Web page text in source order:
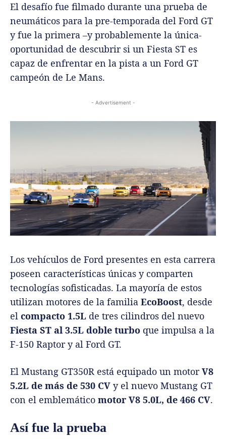
El desafío fue filmado durante una prueba de
neumáticos para la pre-temporada del Ford GT
y fue la primera –y probablemente la única-
oportunidad de descubrir si un Fiesta ST es
capaz de enfrentar en la pista a un Ford GT
campeón de Le Mans.
- Advertisement -
Los vehículos de Ford presentes en esta carrera
poseen características únicas y comparten
tecnologías sofisticadas. La mayoría de estos
utilizan motores de la familia EcoBoost, desde
el compacto 1.5L de tres cilindros del nuevo
Fiesta ST al 3.5L doble turbo que impulsa a la
F-150 Raptor y al Ford GT.
El Mustang GT350R está equipado un motorV8
5.2L de más de 530 CV y el nuevo Mustang GT
con el emblemático motor V8 5.0L, de 466 CV.
Así fue la prueba